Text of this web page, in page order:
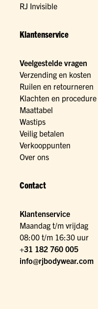
RJ Invisible
Klantenservice
Veelgestelde vragen
Verzending en kosten
Ruilen en retourneren
Klachten en procedure
Maattabel
Wastips
Veilig betalen
Verkooppunten
Over ons
Contact
Klantenservice
Maandag t/m vrijdag
08:00 t/m 16:30 uur
+31 182 760 005
info@rjbodywear.com